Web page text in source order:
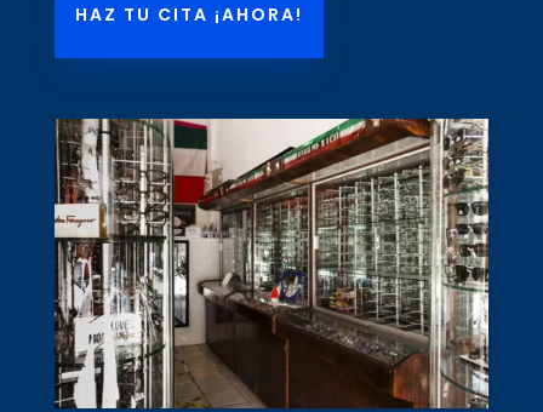
HAZ TU CITA ¡AHORA!